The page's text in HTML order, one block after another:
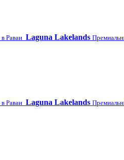
Раваи Laguna Lakelands
Раваи Laguna Lakelands